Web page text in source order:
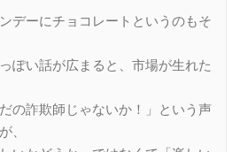
デーにチョコレートというのもそ
ぽい話が広まると、市場が生れた
の詐欺師じゃないか！」という声
、